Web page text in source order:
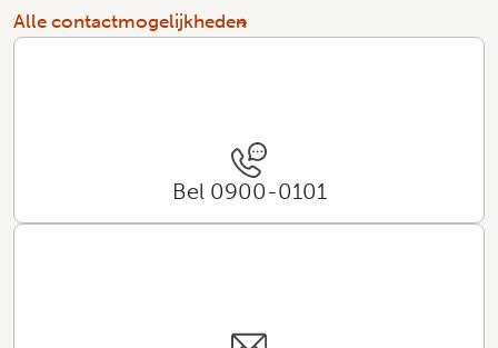
Alle contactmogelijkheden
Bel 0900-0101